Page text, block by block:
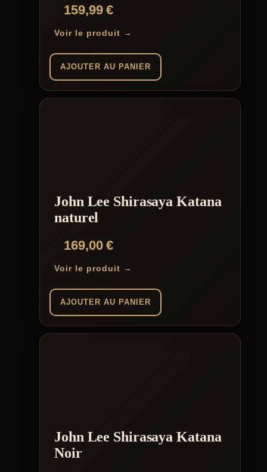
159,99€
Voir le produit →
AJOUTER AU PANIER
John Lee Shirasaya Katana
naturel
169,00€
Voir le produit →
AJOUTER AU PANIER
John Lee Shirasaya Katana
Noir